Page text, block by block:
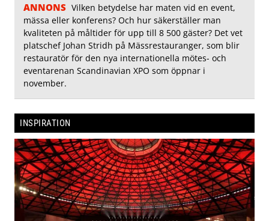
ANNONS Vilken betydelse har maten vid en event,
mässa eller konferens? Och hur säkerställer man
kvaliteten på måltider för upp till 8 500 gäster? Det vet
platschef Johan Stridh på Mässrestauranger, som blir
restauratör för den nya internationella mötes- och
eventarenan Scandinavian XPO som öppnar i
november.
INSPIRATION